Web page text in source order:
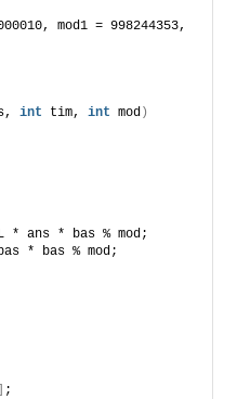
mod1 = 998244353,
int tim, int mod )
* ans * bas % mod;
* bas % mod;
;